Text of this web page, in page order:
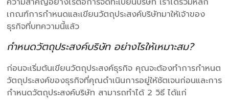
เกณฑ์การกำหนดและเขียนวัตถุประสงค์บริษัทมาให้เจ้าของ
ธุรกิจที่บทความนี้แล้ว
กำหนดวัตถุประสงค์บริษัท อย่างไรให้เหมาะสม?
ก่อนจะเริ่มต้นเขียนวัตถุประสงค์ธุรกิจ คุณจะต้องทำการกำหนต
วัตถุประสงค์ของธุรกิจที่คุณดำเนินการอยู่ให้ชัตเจนก่อนและการ
กำหนดวัตถุประสงค์บริษัท สามารถทำได้ 2 วิธี ได้แก่